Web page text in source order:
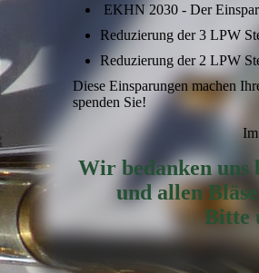
EKHN 2030 - Der
Reduzierung der 3 LPW
Reduzierung der 2 LPW
Diese Einsparungen machen
spenden Sie!
Wir bedanken uns
und allen
Bitte